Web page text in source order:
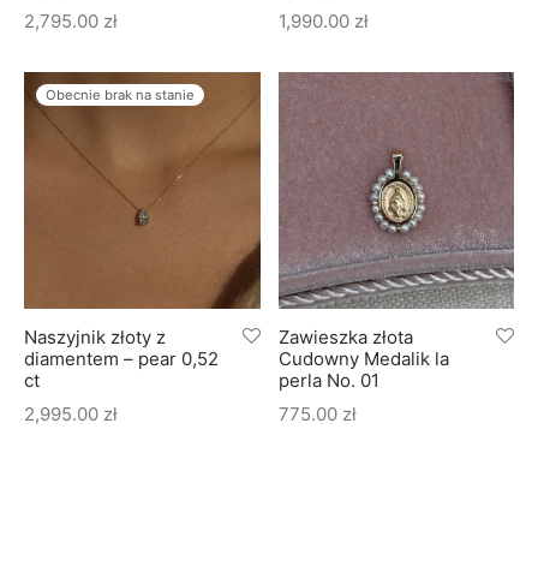
2,795.00 zł
1,990.00 zł
Obecnie brak na stanie
Naszyjnik złoty z
diamentem – pear 0,52
ct
2,995.00 zł
Zawieszka złota
Cudowny Medalik la
perla No. 01
775.00 zł